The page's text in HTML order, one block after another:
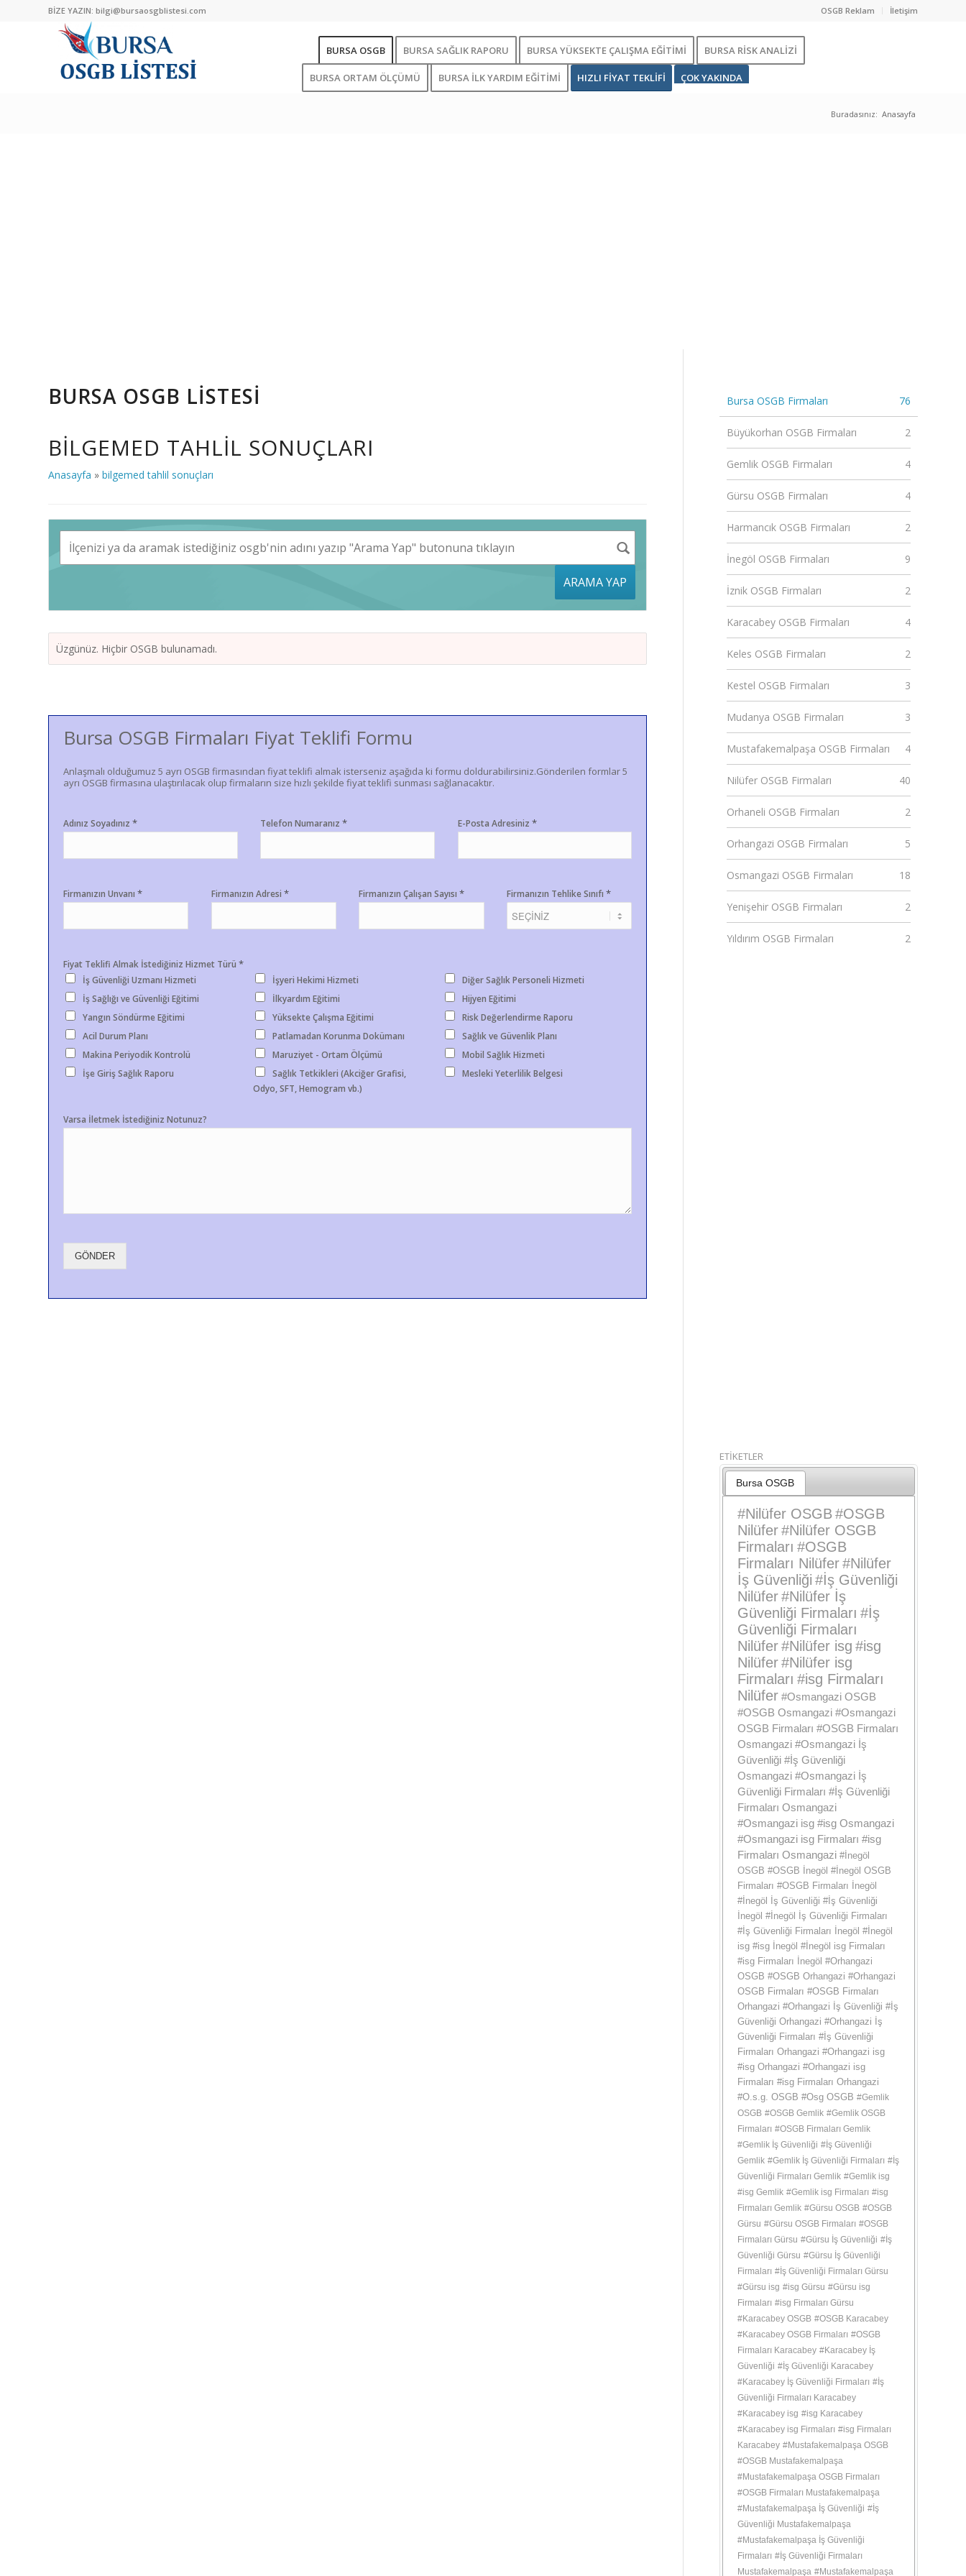
OSGB Reklam İletişim
BİZE YAZIN: bilgi@bursaosgblistesi.com
BURSA OSGB BURSA SAĞLIK RAPORU BURSA YÜKSEKTE ÇALIŞMA EĞİTİMİ BURSA RİSK ANALİZİ
BURSA ORTAM ÖLÇÜMÜ BURSA İLK YARDIM EĞİTİMİ HIZLI FİYAT TEKLİFİ ÇOK YAKINDA
Buradasınız: Anasayfa
BURSA OSGB LİSTESİ
BILGEMED TAHLIL SONUÇLARI
Anasayfa » bilgemed tahlil sonuçları
ARAMA YAP
Üzgünüz. Hiçbir OSGB bulunamadı.
Bursa OSGB Firmaları Fiyat Teklifi Formu
Anlaşmalı olduğumuz 5 ayrı OSGB firmasından fiyat teklifi almak isterseniz aşağıda ki formu doldurabilirsiniz.Gönderilen formlar 5
ayrı OSGB firmasına ulaştırılacak olup firmaların size hızlı şekilde fiyat teklifi sunması sağlanacaktır.
Adınız Soyadınız * Telefon Numaranız* E-Posta Adresiniz *
Firmanızın Unvanı * Firmanızın Adresi * Firmanızın Çalışan Sayısı* Firmanızın Tehlike Sınıfı*
Fiyat Teklifi Almak İstediğiniz Hizmet Türü *
İş Güvenliği Uzmanı Hizmeti İşyeri Hekimi Hizmeti
Diğer Sağlık Personeli Hizmeti
İş Sağlığı ve Güvenliği Eğitimi
İlkyardım Eğitimi
Hijyen Eğitimi
Yangın Söndürme Eğitimi
Yüksekte Çalışma Eğitimi
Risk Değerlendirme Raporu
Acil Durum Planı
Patlamadan Korunma Dokümanı
Sağlık ve Güvenlik Planı
Makina Periyodik Kontrolü
Maruziyet - Ortam Ölçümü
Mobil Sağlık Hizmeti
İşe Giriş Sağlık Raporu
Sağlık Tetkikleri (Akciğer Grafisi,
Odyo, SFT, Hemogram vb.)
Mesleki Yeterlilik Belgesi
Varsa İletmek İstediğiniz Notunuz?
GÖNDER
Bursa OSGB Firmaları 76
Büyükorhan OSGB Firmaları 2
Gemlik OSGB Firmaları 4
Gürsu OSGB Firmaları 4
Harmancık OSGB Firmaları 2
İnegöl OSGB Firmaları 9
İznik OSGB Firmaları 2
Karacabey OSGB Firmaları 4
Keles OSGB Firmaları 2
Kestel OSGB Firmaları 3
Mudanya OSGB Firmaları 3
Mustafakemalpaşa OSGB Firmaları 4
Nilüfer OSGB Firmaları 40
Orhaneli OSGB Firmaları 2
Orhangazi OSGB Firmaları 5
Osmangazi OSGB Firmaları 18
Yenişehir OSGB Firmaları 2
Yıldırım OSGB Firmaları 2
ETİKETLER
Bursa OSGB
#Nilüfer OSGB#OSGB
Nilüfer#Nilüfer OSGB
Firmaları #OSGB
Firmaları Nilüfer#Nilüfer
İş Güvenliği #İş Güvenliği
Nilüfer#Nilüfer İş
Güvenliği Firmaları #İş
Güvenliği Firmaları
Nilüfer#Nilüfer isg #isg
Nilüfer#Nilüfer isg
Firmaları #isg Firmaları
Nilüfer #Osmangazi OSGB
#OSGB Osmangazi #Osmangazi
OSGB Firmaları #OSGB Firmaları
Osmangazi #Osmangazi İş
Güvenliği #İş Güvenliği
Osmangazi #Osmangazi İş
Güvenliği Firmaları #İş Güvenliği
Firmaları Osmangazi
#Osmangazi isg #isg Osmangazi
#Osmangazi isg Firmaları #isg
Firmaları Osmangazi # İnegöl
OSGB #OSGB İnegöl # İnegöl OSGB
Firmaları #OSGB Firmaları İnegöl
# İnegöl İş Güvenliği # İş Güvenliği
İnegöl # İnegöl İş Güvenliği Firmaları
# İş Güvenliği Firmaları İnegöl # İnegöl
isg #isg İnegöl # İnegöl isg Firmaları
#isg Firmaları İnegöl #Orhangazi
OSGB #OSGB Orhangazi #Orhangazi
OSGB Firmaları #OSGB Firmaları
Orhangazi #Orhangazi İş Güvenliği # İş
Güvenliği Orhangazi #Orhangazi İş
Güvenliği Firmaları # İş Güvenliği
Firmaları Orhangazi #Orhangazi isg
#isg Orhangazi #Orhangazi isg
Firmaları #isg Firmaları Orhangazi
#O.s.g. OSGB #Osg OSGB #Gemlik
OSGB #OSGB Gemlik #Gemlik OSGB
Firmaları #OSGB Firmaları Gemlik
#Gemlik İş Güvenliği # İş Güvenliği
Gemlik #Gemlik İş Güvenliği Firmaları # İş
Güvenliği Firmaları Gemlik #Gemlik isg
#isg Gemlik #Gemlik isg Firmaları #isg
Firmaları Gemlik #Gürsu OSGB #OSGB
Gürsu #Gürsu OSGB Firmaları #OSGB
Firmaları Gürsu #Gürsu İş Güvenliği # İş
Güvenliği Gürsu #Gürsu İş Güvenliği
Firmaları # İş Güvenliği Firmaları Gürsu
#Gürsu isg #isg Gürsu #Gürsu isg
Firmaları #isg Firmaları Gürsu
#Karacabey OSGB #OSGB Karacabey
#Karacabey OSGB Firmaları #OSGB
Firmaları Karacabey #Karacabey İş
Güvenliği # İş Güvenliği Karacabey
#Karacabey İş Güvenliği Firmaları # İş
Güvenliği Firmaları Karacabey
#Karacabey isg #isg Karacabey
#Karacabey isg Firmaları #isg Firmaları
Karacabey #Mustafakemalpaşa OSGB
#OSGB Mustafakemalpaşa
#Mustafakemalpaşa OSGB Firmaları
#OSGB Firmaları Mustafakemalpaşa
#Mustafakemalpaşa İş Güvenliği # İş
Güvenliği Mustafakemalpaşa
#Mustafakemalpaşa İş Güvenliği
Firmaları # İş Güvenliği Firmaları
Mustafakemalpaşa #Mustafakemalpaşa